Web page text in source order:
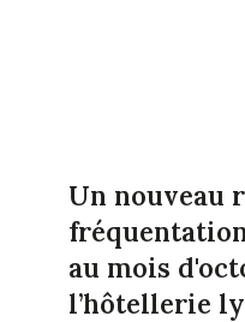
Un nouveau
au mois
l’hôtellerie